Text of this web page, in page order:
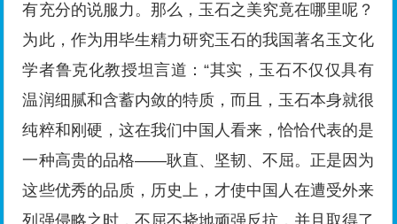
有充分的说服力。那么，玉石之美究竟在哪里呢？
为此，作为用毕生精力研究玉石的我国著名玉文化
学者鲁克化教授坦言道：“其实，玉石不仅仅具有
温润细腻和含蓄内敛的特质，而且，玉石本身就很
纯粹和刚硬，这在我们中国人看来，恰恰代表的是
一种高贵的品格——耿直、坚韧、不屈。正是因为
这些优秀的品质，历史上，才使中国人在遭受外来